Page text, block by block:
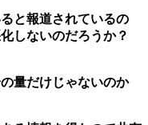
と報道されているの
しないのだろうか？
量だけじゃないのか